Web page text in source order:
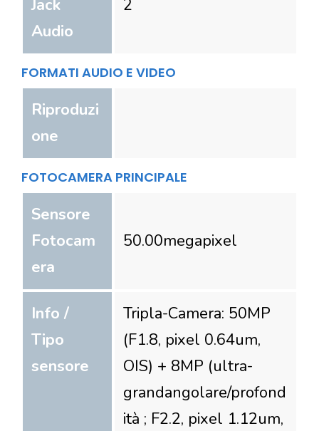
Jack
Audio
2
FORMATI AUDIO E VIDEO
Riproduzi
one
FOTOCAMERA PRINCIPALE
Sensore
Fotocam
era
50.00megapixel
Info /
Tipo
sensore
Tripla-Camera: 50MP
(F1.8, pixel 0.64um,
OIS) + 8MP (ultra-
grandangolare/profond
ità ; F2.2, pixel 1.12um,